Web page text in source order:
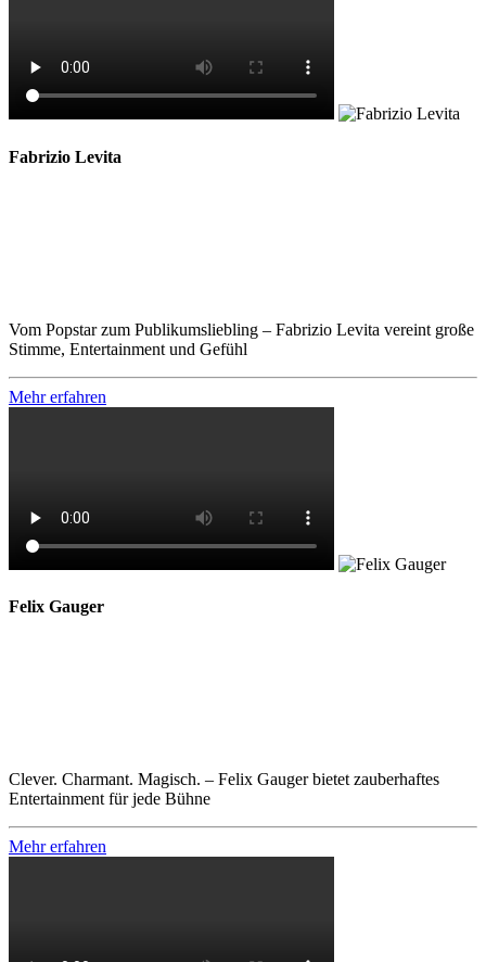
Fabrizio Levita
Vom Popstar zum Publikumsliebling – Fabrizio Levita vereint große
Stimme, Entertainment und Gefühl
Mehr erfahren
Felix Gauger
Clever. Charmant. Magisch. – Felix Gauger bietet zauberhaftes
Entertainment für jede Bühne
Mehr erfahren